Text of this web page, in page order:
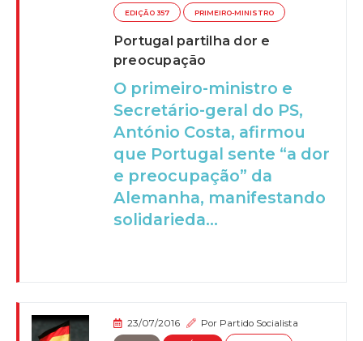
EDIÇÃO 357 PRIMEIRO-MINISTRO
Portugal partilha dor e
preocupação
O primeiro-ministro e
Secretário-geral do PS,
António Costa, afirmou
que Portugal sente “a dor
e preocupação” da
Alemanha, manifestando
solidarieda...
23/07/2016 Por Partido Socialista